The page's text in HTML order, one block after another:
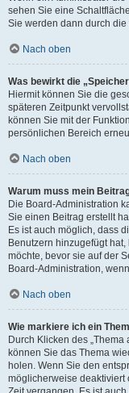
sehen Sie eine
Sie werden dann durch
Nach oben
Was bewirkt die
Hiermit können Sie die
späteren Zeitpunkt
können Sie mit der
persönlichen Bereich
Nach oben
Warum muss mein
Die Board-Administration
Sie einen Beitrag erstellt
Es ist auch möglich, dass
Benutzern hinzugefügt
möchte, bevor sie auf der
Board-Administration,
Nach oben
Wie markiere ich ein
Durch Klicken des
können Sie das Thema
holen. Wenn Sie den
möglicherweise deaktiviert